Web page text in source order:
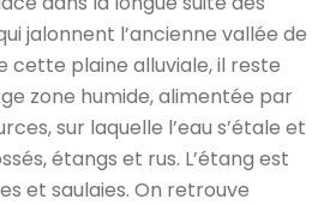
jalonnent l’ancienne vallée de
cette plaine alluviale, il reste
zone humide, alimentée par
sur laquelle l’eau s’étale et
étangs et rus. L’étang est
et saulaies. On retrouve